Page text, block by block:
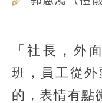
「社長，外
班，員工從
的，表情有點